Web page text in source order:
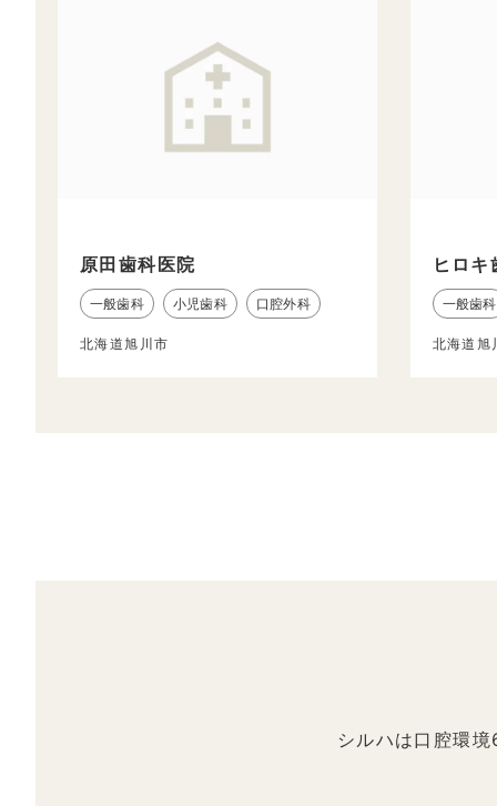
原田歯科医院
一般歯科 小児歯科 口腔外科
北海道旭川市
ヒロキ
一般歯科
北海道旭
シルハは口腔環